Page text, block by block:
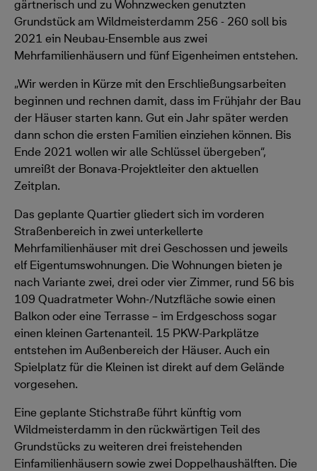
gärtnerisch und zu Wohnzwecken genutzten
Grundstück am Wildmeisterdamm 256 - 260 soll bis
2021 ein Neubau-Ensemble aus zwei
Mehrfamilienhäusern und fünf Eigenheimen entstehen.
„Wir werden in Kürze mit den Erschließungsarbeiten
beginnen und rechnen damit, dass im Frühjahr der Bau
der Häuser starten kann. Gut ein Jahr später werden
dann schon die ersten Familien einziehen können. Bis
Ende 2021 wollen wir alle Schlüssel übergeben“,
umreißt der Bonava-Projektleiter den aktuellen
Zeitplan.
Das geplante Quartier gliedert sich im vorderen
Straßenbereich in zwei unterkellerte
Mehrfamilienhäuser mit drei Geschossen und jeweils
elf Eigentumswohnungen. Die Wohnungen bieten je
nach Variante zwei, drei oder vier Zimmer, rund 56 bis
109 Quadratmeter Wohn-/Nutzfläche sowie einen
Balkon oder eine Terrasse – im Erdgeschoss sogar
einen kleinen Gartenanteil. 15 PKW-Parkplätze
entstehen im Außenbereich der Häuser. Auch ein
Spielplatz für die Kleinen ist direkt auf dem Gelände
vorgesehen.
Eine geplante Stichstraße führt künftig vom
Wildmeisterdamm in den rückwärtigen Teil des
Grundstücks zu weiteren drei freistehenden
Einfamilienhäusern sowie zwei Doppelhaushälften. Die